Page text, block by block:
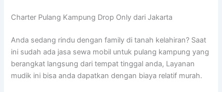
Charter Pulang Kampung Drop Only dari Jakarta
Anda sedang rindu dengan family di tanah kelahiran? Saat
ini sudah ada jasa sewa mobil untuk pulang kampung yang
berangkat langsung dari tempat tinggal anda, Layanan
mudik ini bisa anda dapatkan dengan biaya relatif murah.